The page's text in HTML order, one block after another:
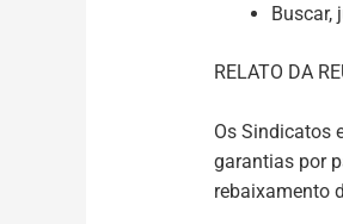
Buscar,
RELATO DA
Os Sindicatos
garantias por
rebaixamento